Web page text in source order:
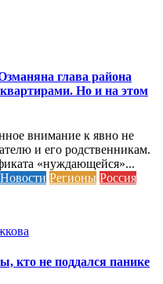
глава района
Но и на этом
внимание к явно не
и его родственникам.
«нуждающейся»...
Новости Регионы Россия
кто не поддался панике